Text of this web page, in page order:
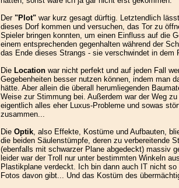
Der "Plot"war kurz gesagt dürftig. Letztendlich
dieses Dorf kommen und versuchen, das Tor zu
Spieler bringen konnten, um einen Einfluss auf die
einem entsprechenden gegenhalten während der
das Ende dieses Strangs - sie verschwindet in
Die Locationwar nicht perfekt und auf jeden Fall
Gegebenheiten besser nutzen können, indem man
hätte. Aber allein die überall herumliegenden
Weise zur Stimmung bei. Außerdem war der Weg
eigentlich alles eher Luxus-Probleme und sowas
zusammen...
Die Optik, also Effekte, Kostüme und Aufbauten,
die beiden Säulenstümpfe, deren zu verbereitende
(ebenfalls mit schwarzer Plane abgedeckt) massiv
leider war der Troll nur unter bestimmten Winkeln
Plastikplane verdeckt. Ich bin dann auch IT nicht
Fotos davon gibt... Und das Kostüm des